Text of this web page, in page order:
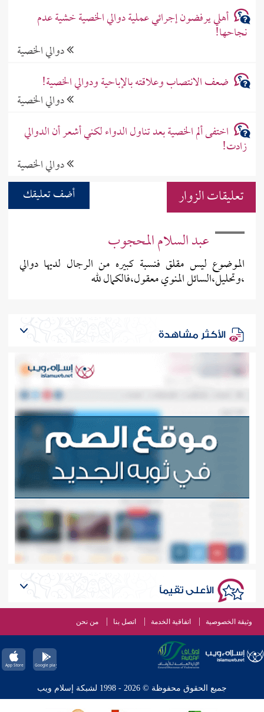
أهلي يرفضون إجرائي عملية دوالي الخصية خشية عدم
نجاحها!
دوالي الخصية
ضعف الانتصاب وعلاقته بالإباحية ودوالي الخصية!
دوالي الخصية
اختفى ألم الخصية بعد تناول الدواء لكني أشعر أن الدوالي
زادت!
دوالي الخصية
تعليقات الزوار أضف تعليقك
عبد السلام المحجوب
الموضوع ليس مقلق فنسبة كبيره من الرجال لديها دوالي
،وتحليل،السائل المنوي معقول،فالكمال لله
الأكثر مشاهدة
الأعلى تقيماً
وثيقة الخصوصية اتفاقية الخدمة اتصل بنا من نحن
جميع الحقوق محفوظة © 2026 - 1998 لشبكة إسلام ويب